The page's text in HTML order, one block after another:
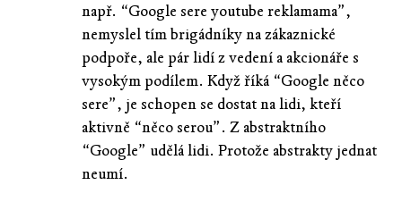
např. “Google sere youtube reklamama”,
nemyslel tím brigádníky na zákaznické
podpoře, ale pár lidí z vedení a akcionáře s
vysokým podílem. Když říká “Google něco
sere”, je schopen se dostat na lidi, kteří
aktivně “něco serou”. Z abstraktního
“Google” udělá lidi. Protože abstrakty jednat
neumí.